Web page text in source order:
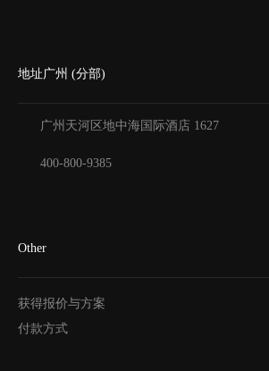
地址广州 (分部)
广州天河区地中海国际酒店 1627
400-800-9385
Other
获得报价与方案
付款方式